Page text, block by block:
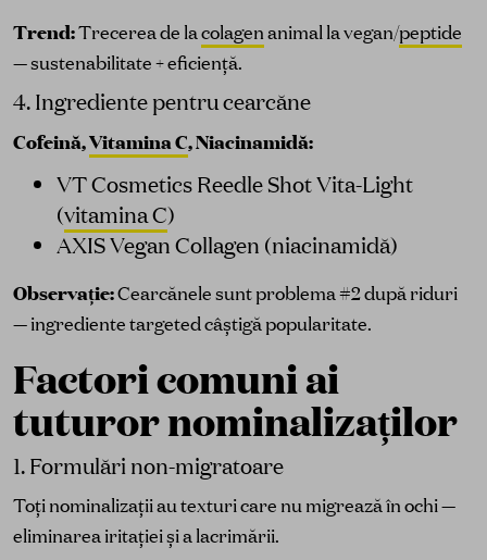
Trend:Trecerea de lacolagenanimal la vegan/peptide
— sustenabilitate + eficiență.
4. Ingrediente pentru cearcăne
Cofeină,Vitamina C, Niacinamidă:
VT Cosmetics Reedle Shot Vita-Light
(vitamina C)
AXIS Vegan Collagen (niacinamidă)
Observație:Cearcănele sunt problema #2 după riduri
— ingrediente targeted câștigă popularitate.
Factori comuni ai
tuturor nominalizaților
1. Formulări non-migratoare
Toți nominalizații au texturi care nu migrează în ochi —
eliminarea iritației și a lacrimării.